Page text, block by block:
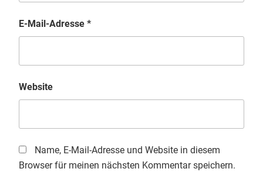
E-Mail-Adresse *
Website
Name, E-Mail-Adresse und Website in diesem
Browser für meinen nächsten Kommentar speichern.